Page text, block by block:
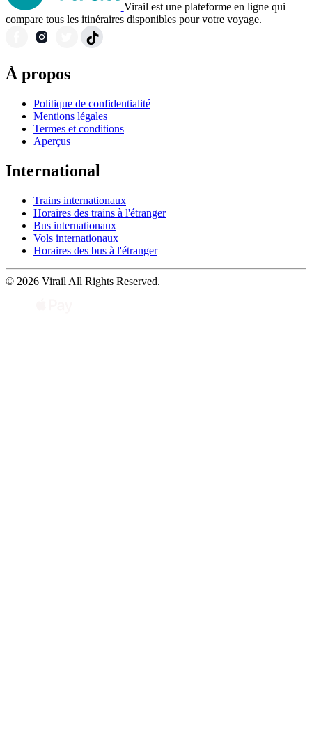
Virail est une plateforme en ligne qui
compare tous les itinéraires disponibles pour votre voyage.
À propos
Politique de confidentialité
Mentions légales
Termes et conditions
Aperçus
International
Trains internationaux
Horaires des trains à l'étranger
Bus internationaux
Vols internationaux
Horaires des bus à l'étranger
© 2026 Virail All Rights Reserved.